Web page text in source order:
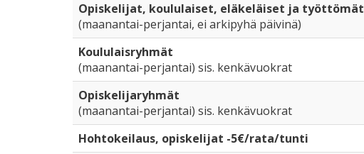
Opiskelijat, koululaiset, eläkeläiset ja työttömät
(maanantai-perjantai, ei arkipyhä päivinä)
Koululaisryhmät
(maanantai-perjantai) sis. kenkävuokrat
Opiskelijaryhmät
(maanantai-perjantai) sis. kenkävuokrat
Hohtokeilaus, opiskelijat -5€/rata/tunti